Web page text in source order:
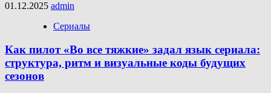
01.12.2025 admin
Сериалы
Как пилот «Во все тяжкие» задал язык сериала:
структура, ритм и визуальные коды будущих
сезонов